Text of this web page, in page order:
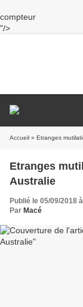
compteur
"/>
Accueil » Etranges
Etranges
Australie
Publié le 05/09/2018
Par Macé